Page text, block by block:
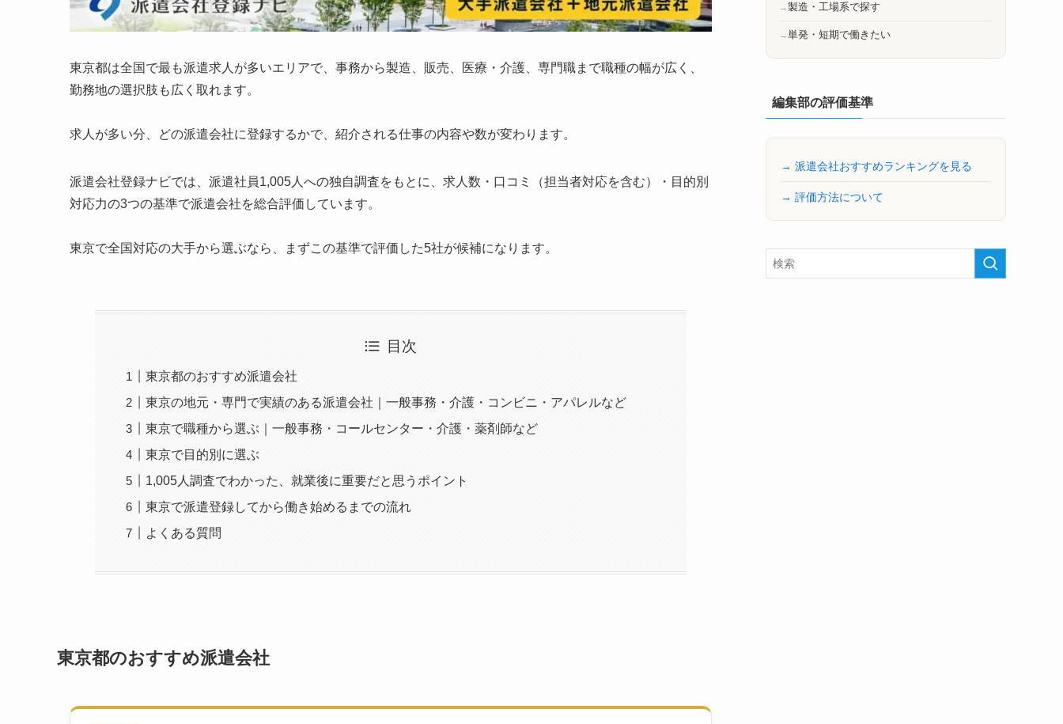
東京都は全国で最も派遣求人が多いエリアで、事務から製造、販売、医療・介護、専門職まで職種の幅が広く、
勤務地の選択肢も広く取れます。
求人が多い分、どの派遣会社に登録するかで、紹介される仕事の内容や数が変わります。
派遣会社登録ナビでは、派遣社員1,005人への独自調査をもとに、求人数・口コミ（担当者対応を含む）・目的別
対応力の3つの基準で派遣会社を総合評価しています。
東京で全国対応の大手から選ぶなら、まずこの基準で評価した5社が候補になります。
目次
東京都のおすすめ派遣会社
東京の地元・専門で実績のある派遣会社｜一般事務・介護・コンビニ・アパレルなど
東京で職種から選ぶ｜一般事務・コールセンター・介護・薬剤師など
東京で目的別に選ぶ
1,005人調査でわかった、就業後に重要だと思うポイント
東京で派遣登録してから働き始めるまでの流れ
よくある質問
東京都のおすすめ派遣会社
製造・工場系で探す
単発・短期で働きたい
編集部の評価基準
→ 派遣会社おすすめランキングを見る
→ 評価方法について